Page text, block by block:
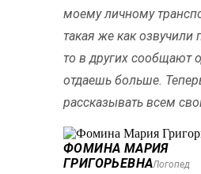
моему личному
такая же как озвучили
то в других сообщают
отдаешь больше.
рассказывать всем
ФОМИНА МАРИЯ
ГРИГОРЬЕВНАЛогопед